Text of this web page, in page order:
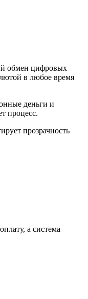
обмен цифровых
в любое время
деньги и
процесс.
прозрачность
а система